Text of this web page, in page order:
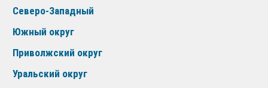
Северо-Западный
Южный округ
Приволжский округ
Уральский округ